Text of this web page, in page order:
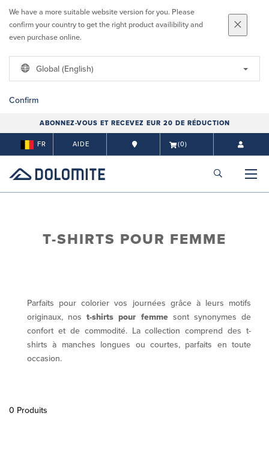
We have a more suitable website version for you. Please
confirm your country to get the right product availibility and
even purchase online.
Global (English)
Confirm
ABONNEZ-VOUS ET RECEVEZ EUR 20 DE RÉDUCTION
FR AIDE (0)
T-SHIRTS POUR FEMME
Parfaits pour colorier vos journées grâce à leurs motifs
originaux, nost-shirts pour femme sont synonymes de
confort et de commodité. La collection comprend des t-
shirts à manches longues ou courtes, parfaits en toute
occasion.
0 Produits